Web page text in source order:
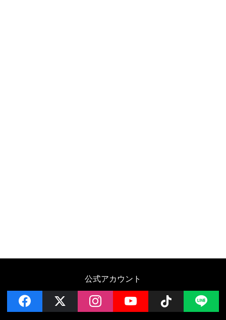
公式アカウント
facebook instagramYouTube Follow